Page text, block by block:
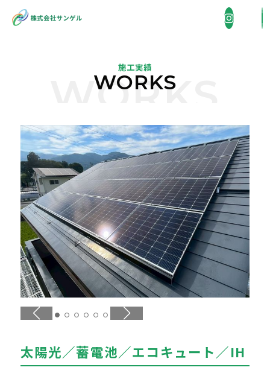
COMPANY
BUSINESS
事業内容
省エネ機器販売・施工
住宅総合リフォーム
外壁洗浄
エアコンクリーニング
WORKS
施工実績
RECRUIT
採用情報
CONTACT
お問い合わせ
お知らせ
施工実績
WORKS
WORKS
太陽光／蓄電池／エコキュート／IH